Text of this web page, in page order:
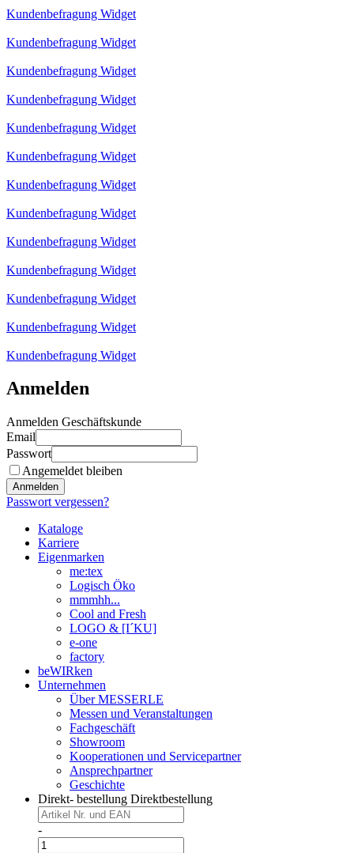
Kundenbefragung Widget
Kundenbefragung Widget
Kundenbefragung Widget
Kundenbefragung Widget
Kundenbefragung Widget
Kundenbefragung Widget
Kundenbefragung Widget
Kundenbefragung Widget
Kundenbefragung Widget
Kundenbefragung Widget
Kundenbefragung Widget
Kundenbefragung Widget
Kundenbefragung Widget
Anmelden
Anmelden Geschäftskunde
Email
Passwort
Angemeldet bleiben
Anmelden
Passwort vergessen?
Kataloge
Karriere
Eigenmarken
me:tex
Logisch Öko
mmmhh...
Cool and Fresh
LOGO & [I´KU]
e-one
factory
beWIRken
Unternehmen
Über MESSERLE
Messen und Veranstaltungen
Fachgeschäft
Showroom
Kooperationen und Servicepartner
Ansprechpartner
Geschichte
Direkt- bestellung Direktbestellung
-